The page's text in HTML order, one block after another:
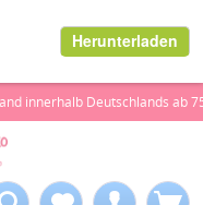
innerhalb Deutschlands ab